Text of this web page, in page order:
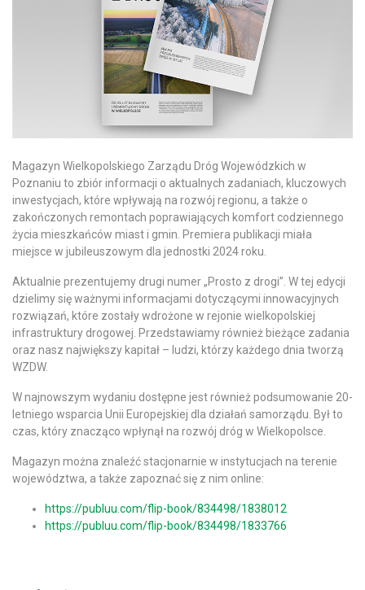
Magazyn Wielkopolskiego Zarządu Dróg Wojewódzkich w
Poznaniu to zbiór informacji o aktualnych zadaniach, kluczowych
inwestycjach, które wpływają na rozwój regionu, a także o
zakończonych remontach poprawiających komfort codziennego
życia mieszkańców miast i gmin. Premiera publikacji miała
miejsce w jubileuszowym dla jednostki 2024 roku.
Aktualnie prezentujemy drugi numer „Prosto z drogi”. W tej edycji
dzielimy się ważnymi informacjami dotyczącymi innowacyjnych
rozwiązań, które zostały wdrożone w rejonie wielkopolskiej
infrastruktury drogowej. Przedstawiamy również bieżące zadania
oraz nasz największy kapitał – ludzi, którzy każdego dnia tworzą
WZDW.
W najnowszym wydaniu dostępne jest również podsumowanie 20-
letniego wsparcia Unii Europejskiej dla działań samorządu. Był to
czas, który znacząco wpłynął na rozwój dróg w Wielkopolsce.
Magazyn można znaleźć stacjonarnie w instytucjach na terenie
województwa, a także zapoznać się z nim online:
https://publuu.com/flip-book/834498/1838012
https://publuu.com/flip-book/834498/1833766